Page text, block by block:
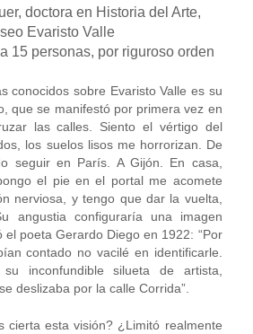
doctora en Historia del Arte,
Evaristo Valle
15 personas, por riguroso orden
conocidos sobre Evaristo Valle es su
que se manifestó por primera vez en
las calles. Siento el vértigo del
los suelos lisos me horrorizan. De
seguir en París. A Gijón. En casa,
el pie en el portal me acomete
nerviosa, y tengo que dar la vuelta,
angustia configuraría una imagen
el poeta Gerardo Diego en 1922: “Por
contado no vacilé en identificarle.
inconfundible silueta de artista,
deslizaba por la calle Corrida”.
cierta esta visión? ¿Limitó realmente